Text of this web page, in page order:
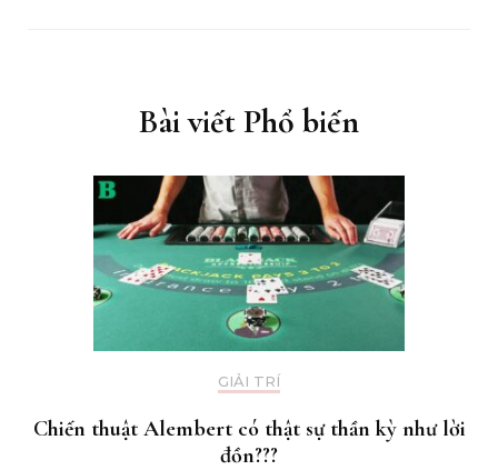
Bài viết Phổ biến
GIẢI TRÍ
Chiến thuật Alembert có thật sự thần kỳ như lời
đồn???